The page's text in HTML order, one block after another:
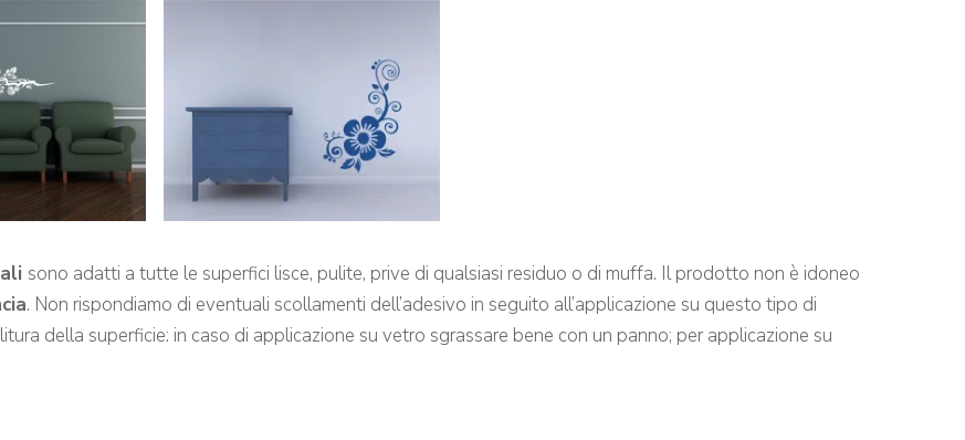
sono adatti a tutte le superfici lisce, pulite, prive di qualsiasi residuo o di muffa. Il prodotto non è idoneo
. Non rispondiamo di eventuali scollamenti dell’adesivo in seguito all’applicazione su questo tipo di
della superficie: in caso di applicazione su vetro sgrassare bene con un panno; per applicazione su